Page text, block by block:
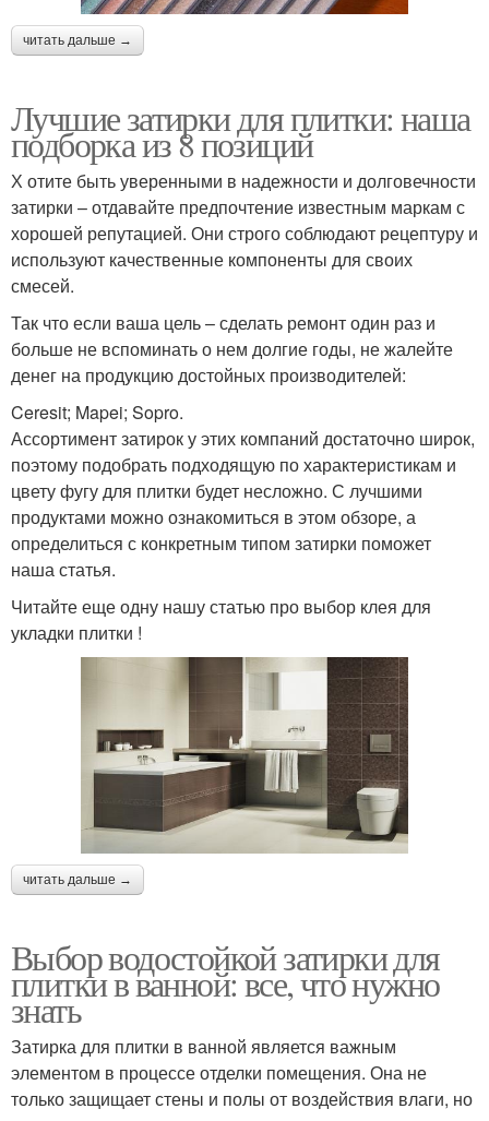
читать дальше →
Лучшие затирки для плитки: наша
подборка из 8 позиций
Х отите быть уверенными в надежности и долговечности
затирки – отдавайте предпочтение известным маркам с
хорошей репутацией. Они строго соблюдают рецептуру и
используют качественные компоненты для своих
смесей.
Так что если ваша цель – сделать ремонт один раз и
больше не вспоминать о нем долгие годы, не жалейте
денег на продукцию достойных производителей:
Ceresit; Mapei; Sopro.
Ассортимент затирок у этих компаний достаточно широк,
поэтому подобрать подходящую по характеристикам и
цвету фугу для плитки будет несложно. С лучшими
продуктами можно ознакомиться в этом обзоре, а
определиться с конкретным типом затирки поможет
наша статья.
Читайте еще одну нашу статью про выбор клея для
укладки плитки !
читать дальше →
Выбор водостойкой затирки для
плитки в ванной: все, что нужно
знать
Затирка для плитки в ванной является важным
элементом в процессе отделки помещения. Она не
только защищает стены и полы от воздействия влаги, но